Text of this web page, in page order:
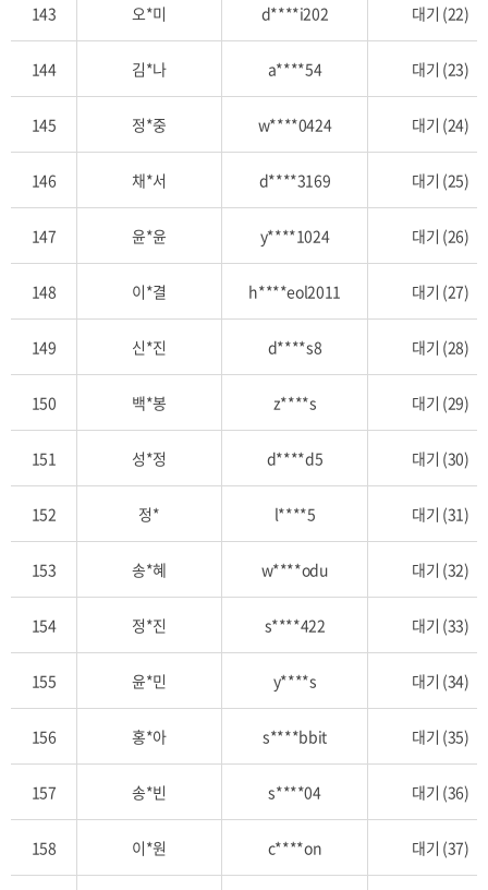
143 오*미 d****i202 대기 (22)
144 김*나 a****54 대기 (23)
145 정*중 w****0424 대기 (24)
146 채*서 d****3169 대기 (25)
147 윤*윤 y****1024 대기 (26)
148 이*결 h****eol2011 대기 (27)
149 신*진 d****s8 대기 (28)
150 백*봉 z****s 대기 (29)
151 성*정 d****d5 대기 (30)
152 정* l****5 대기 (31)
153 송*혜 w****odu 대기 (32)
154 정*진 s****422 대기 (33)
155 윤*민 y****s 대기 (34)
156 홍*아 s****bbit 대기 (35)
157 송*빈 s****04 대기 (36)
158 이*원 c****on 대기 (37)